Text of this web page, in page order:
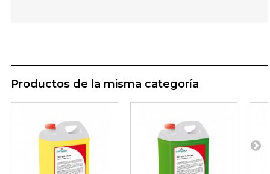
Productos de la misma categoría